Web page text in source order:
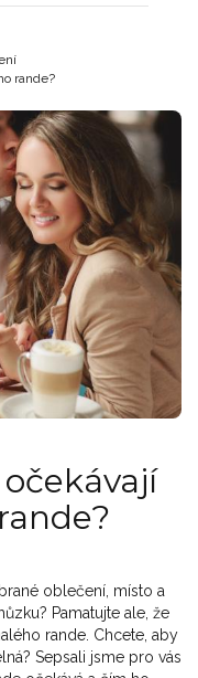
rande?
oblečení, místo a
Pamatujte ale, že
rande. Chcete, aby
Sepsali jsme pro vás